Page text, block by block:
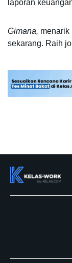
laporan
Gimana, menarik
sekarang. Raih